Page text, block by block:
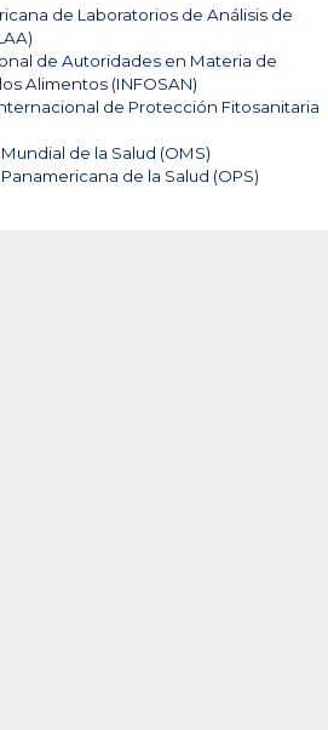
de Laboratorios de Análisis de
de Autoridades en Materia de
Alimentos (INFOSAN)
de Protección Fitosanitaria
de la Salud (OMS)
de la Salud (OPS)